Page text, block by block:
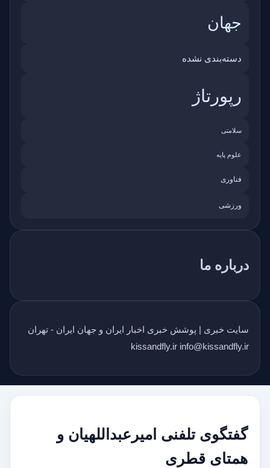
جهان
دسته‌بندی نشده
رپورتاژ
سلامتی
علوم پایه
فناوری
ورزشی
درباره ما
سایت خبری | پوشش خبری اخبار ایران و جهان ایران - تهران
kissandfly.ir info@kissandfly.ir
گفتگوی تلفنی امیرعبداللهیان و
همتای قطری